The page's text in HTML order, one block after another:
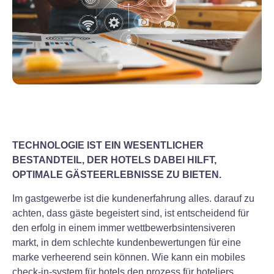
TECHNOLOGIE IST EIN WESENTLICHER
BESTANDTEIL, DER HOTELS DABEI HILFT,
OPTIMALE GÄSTEERLEBNISSE ZU BIETEN.
Im gastgewerbe ist die kundenerfahrung alles. darauf zu
achten, dass gäste begeistert sind, ist entscheidend für
den erfolg in einem immer wettbewerbsintensiveren
markt, in dem schlechte kundenbewertungen für eine
marke verheerend sein können. Wie kann ein mobiles
check-in-system für hotels den prozess für hoteliers